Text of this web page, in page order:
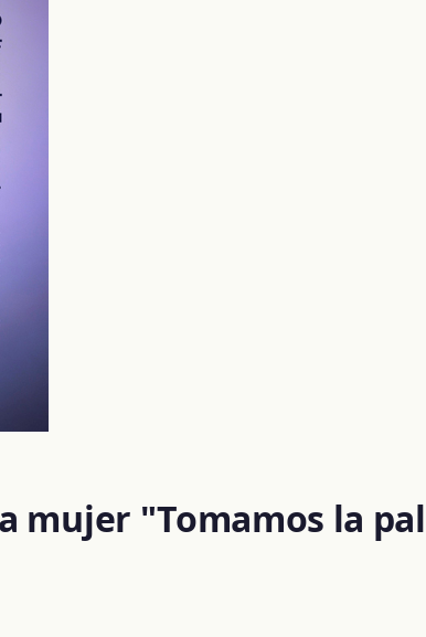
mujer "Tomamos la